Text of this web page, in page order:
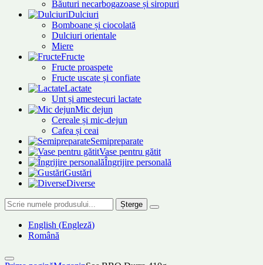
Băuturi necarbogazoase și siropuri
Dulciuri
Bomboane și ciocolată
Dulciuri orientale
Miere
Fructe
Fructe proaspete
Fructe uscate și confiate
Lactate
Unt și amestecuri lactate
Mic dejun
Cereale și mic-dejun
Cafea și ceai
Semipreparate
Vase pentru gătit
Îngrijire personală
Gustări
Diverse
Șterge
English (Engleză)
Română